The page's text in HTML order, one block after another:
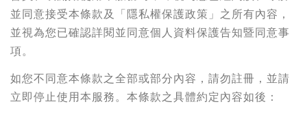
並同意接受本條款及「隱私權保護政策」之所有內容，
並視為您已確認詳閱並同意個人資料保護告知暨同意事
項。
如您不同意本條款之全部或部分內容，請勿註冊，並請
立即停止使用本服務。本條款之具體約定內容如後：